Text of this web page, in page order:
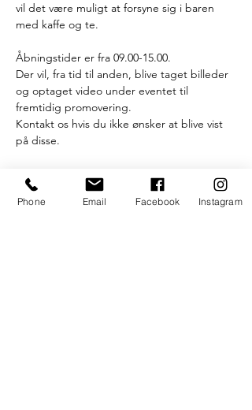
vil det være muligt at forsyne sig i baren
med kaffe og te.
Åbningstider er fra 09.00-15.00.
Der vil, fra tid til anden, blive taget billeder
og optaget video under eventet til
fremtidig promovering.
Kontakt os hvis du ikke ønsker at blive vist
på disse.
Læs mere >
Phone Email Facebook Instagram